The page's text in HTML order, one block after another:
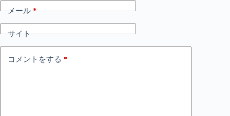
メール*
サイト
コメントをする *